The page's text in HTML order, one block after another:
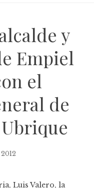
y
Empiel
el
de
Luis Valero, la